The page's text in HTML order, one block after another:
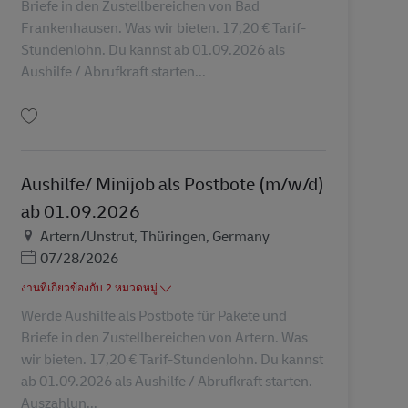
Briefe in den Zustellbereichen von Bad
Frankenhausen. Was wir bieten. 17,20 € Tarif-
Stundenlohn. Du kannst ab 01.09.2026 als
Aushilfe / Abrufkraft starten...
Aushilfe/ Minijob als Postbote (m/w/d)
ab 01.09.2026
สถานที่
Artern/Unstrut, Thüringen, Germany
Posted Date
07/28/2026
งานที่เกี่ยวข้องกับ 2 หมวดหมู่
Werde Aushilfe als Postbote für Pakete und
Briefe in den Zustellbereichen von Artern. Was
wir bieten. 17,20 € Tarif-Stundenlohn. Du kannst
ab 01.09.2026 als Aushilfe / Abrufkraft starten.
Auszahlun...